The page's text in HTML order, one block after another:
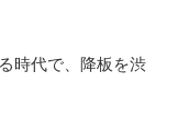
時代で、降板を渋